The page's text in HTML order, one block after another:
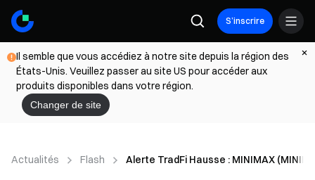
S’inscrire
Il semble que vous accédiez à notre site depuis la région des
États-Unis. Veuillez passer au site US pour accéder aux
produits disponibles dans votre région.
Changer de site
Actualités Flash Alerte TradFi Hausse : MINIMAX